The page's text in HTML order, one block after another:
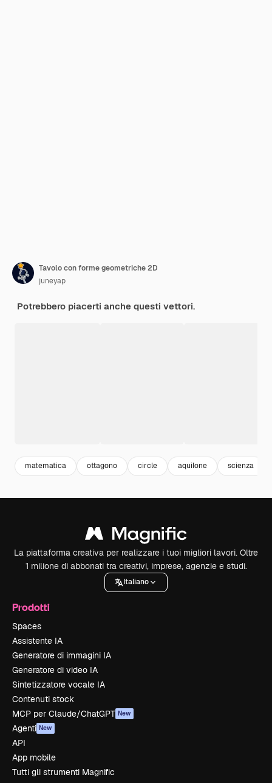
Tavolo con forme geometriche 2D
juneyap
Potrebbero piacerti anche questi vettori.
matematica ottagono circle aquilone scienza
La piattaforma creativa per realizzare i tuoi migliori lavori. Oltre
1 milione di abbonati tra creativi, imprese, agenzie e studi.
Italiano
Prodotti
Spaces
Assistente IA
Generatore di immagini IA
Generatore di video IA
Sintetizzatore vocale IA
Contenuti stock
MCP per Claude/ChatGPT New
Agenti New
API
App mobile
Tutti gli strumenti Magnific